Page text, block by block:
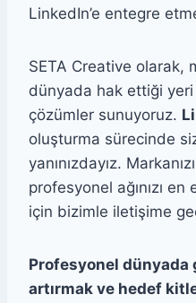
LinkedIn’e entegre
SETA Creative olarak,
dünyada hak ettiği
çözümler sunuyoruz.
oluşturma sürecinde
yanınızdayız.
profesyonel ağınızı
için bizimle iletişime
Profesyonel
artırmak ve hedef